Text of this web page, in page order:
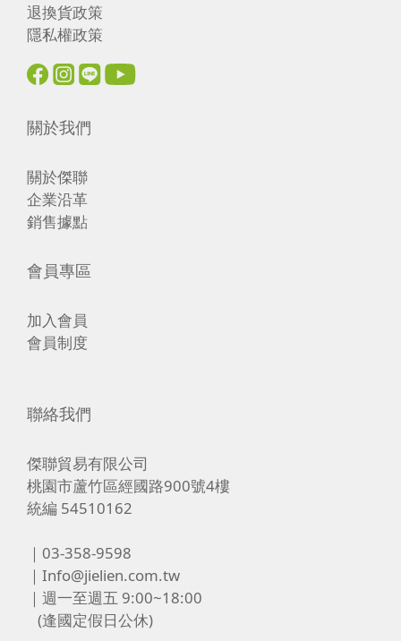
退換貨政策
隱私權政策
關於我們
關於傑聯
企業沿革
銷售據點
會員專區
加入會員
會員制度
聯絡我們
傑聯貿易有限公司
桃園市蘆竹區經國路900號4樓
統編 54510162
｜03-358-9598
｜Info@jielien.com.tw
｜週一至週五 9:00~18:00
(逢國定假日公休)